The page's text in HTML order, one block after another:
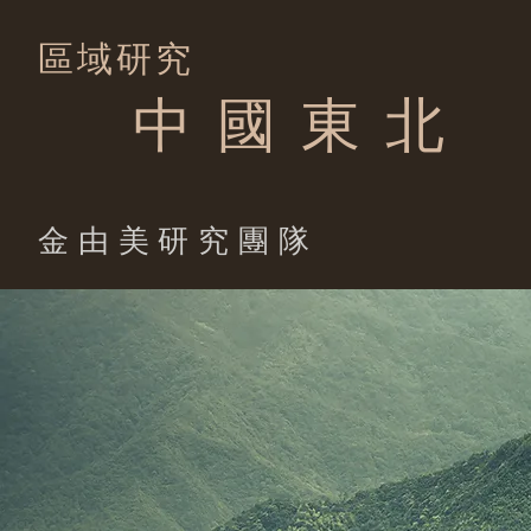
區域研究
中 國 東 北
​金由美研究團隊